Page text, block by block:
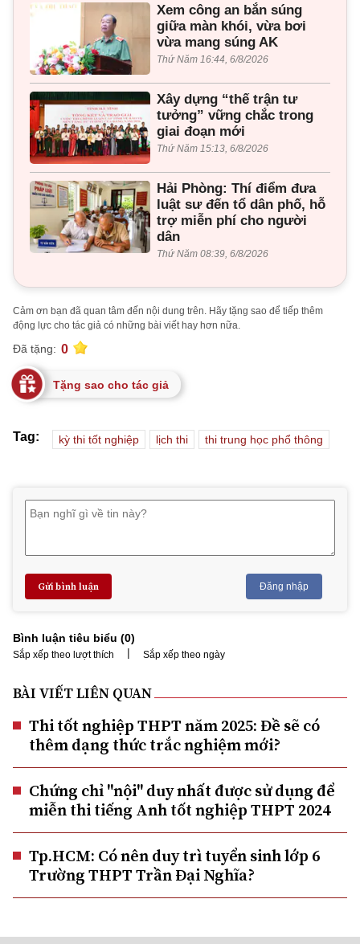
Xem công an bắn súng
giữa màn khói, vừa bơi
vừa mang súng AK
Thứ Năm 16:44, 6/8/2026
Xây dựng “thế trận tư
tưởng” vững chắc trong
giai đoạn mới
Thứ Năm 15:13, 6/8/2026
Hải Phòng: Thí điểm đưa
luật sư đến tổ dân phố, hỗ
trợ miễn phí cho người
dân
Thứ Năm 08:39, 6/8/2026
Cảm ơn bạn đã quan tâm đến nội dung trên. Hãy tặng sao để tiếp thêm
động lực cho tác giả có những bài viết hay hơn nữa.
Đã tặng: 0
Tặng sao cho tác giả
Tag: kỳ thi tốt nghiệp lịch thi thi trung học phổ thông
Gửi bình luận Đăng nhập
Bình luận tiêu biểu (0)
Sắp xếp theo lượt thích | Sắp xếp theo ngày
BÀI VIẾT LIÊN QUAN
Thi tốt nghiệp THPT năm 2025: Đề sẽ có
thêm dạng thức trắc nghiệm mới?
Chứng chỉ "nội" duy nhất được sử dụng để
miễn thi tiếng Anh tốt nghiệp THPT 2024
Tp.HCM: Có nên duy trì tuyển sinh lớp 6
Trường THPT Trần Đại Nghĩa?